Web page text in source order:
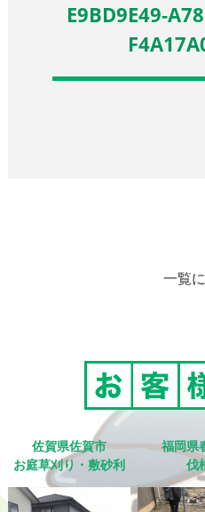
E9BD9E49-
一覧
佐賀県佐賀市
お庭草刈り・敷砂利
福岡県
伐